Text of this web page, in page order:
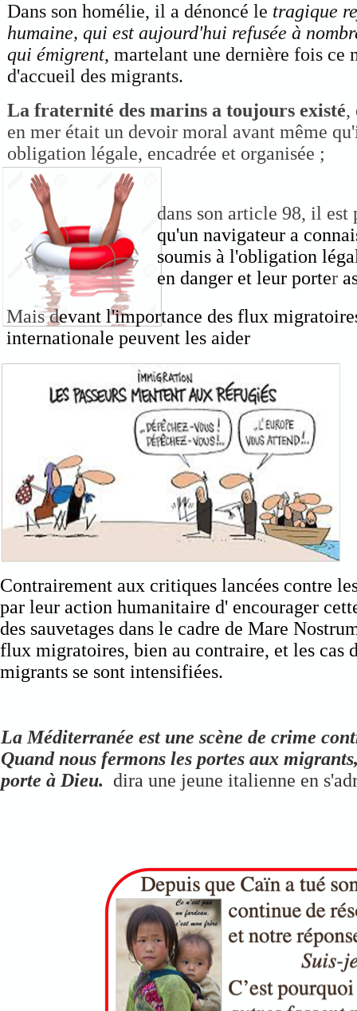
Contrairement aux critiques lancées contre
par leur action humanitaire d' encourager
des sauvetages dans le cadre de Mare
flux migratoires, bien au contraire, et les cas
migrants se sont intensifiées.
dans son article 98, il
qu'un navigateur a
soumis à l'obligation
en danger et leur porter
Dans son homélie, il a dénoncé le tragique
humaine, qui est aujourd'hui refusée à
qui émigrent, martelant une dernière fois ce
d'accueil des migrants.
La fraternité des marins a toujours existé,
en mer était un devoir moral avant même
obligation légale, encadrée et organisée ;
La Méditerranée est une scène de crime
Quand nous fermons les portes aux
porte à Dieu. dira une jeune italienne en
Mais devant l'importance des flux
internationale peuvent les aider